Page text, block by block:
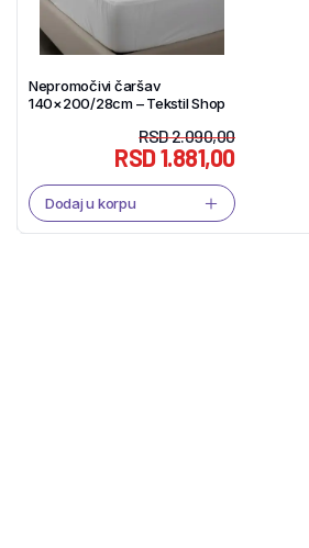
Nepromočivi čaršav
140×200/28cm – Tekstil Shop
RSD2.090,00
RSD1.881,00
Dodaj u korpu